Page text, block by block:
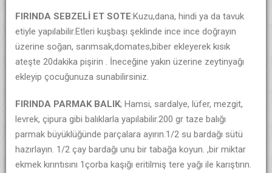
FIRINDA SEBZELİ ET SOTE:Kuzu,dana, hindi ya da tavuk
etiyle yapılabilir.Etleri kuşbaşı şeklinde ince ince doğrayın
üzerine soğan, sarımsak,domates,biber ekleyerek kısık
ateşte 20dakika pişirin . İneceğine yakın üzerine zeytinyağı
ekleyip çocuğunuza sunabilirsiniz.
FIRINDA PARMAK BALIK; Hamsi, sardalye, lüfer, mezgit,
levrek, çipura gibi balıklarla yapılabilir.200 gr taze balığı
parmak büyüklüğünde parçalara ayırın.1/2 su bardağı sütü
hazırlayın. 1/2 çay bardağı unu bir tabağa koyun. ,bir miktar
ekmek kırıntısını 1çorba kaşığı eritilmiş tere yağı ile karıştırın.